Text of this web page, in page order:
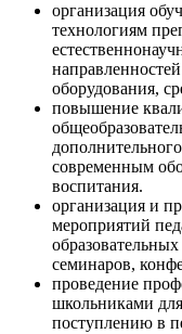
организация
технологиям
оборудования,
повышение
современным
воспитания.
организация и
мероприятий
семинаров,
проведение
школьниками
поступлению в